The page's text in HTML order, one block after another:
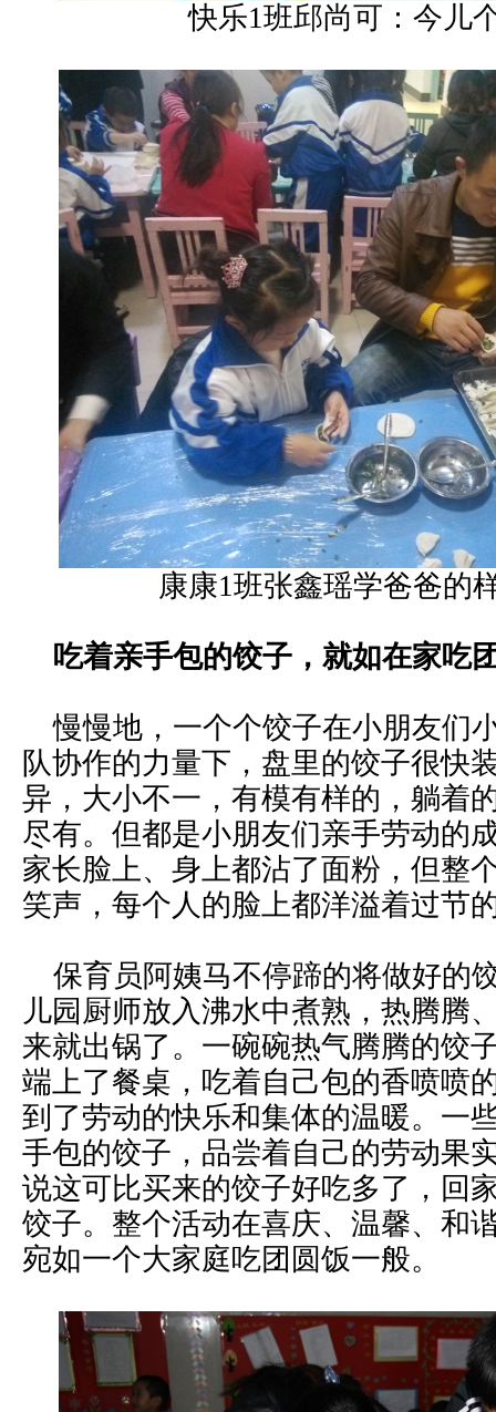
快乐1班邱尚可：今儿
康康1班张鑫瑶学爸爸的
吃着亲手包的饺子，就如在家吃
慢慢地，一个个饺子在小朋友们
队协作的力量下，盘里的饺子很快
异，大小不一，有模有样的，躺
尽有。但都是小朋友们亲手劳动的
家长脸上、身上都沾了面粉，但整
笑声，每个人的脸上都洋溢着过节
保育员阿姨马不停蹄的将做好的
儿园厨师放入沸水中煮熟，热腾腾
来就出锅了。一碗碗热气腾腾的饺
端上了餐桌，吃着自己包的香喷喷
到了劳动的快乐和集体的温暖。一
手包的饺子，品尝着自己的劳动果
说这可比买来的饺子好吃多了，回
饺子。整个活动在喜庆、温馨、和
宛如一个大家庭吃团圆饭一般。